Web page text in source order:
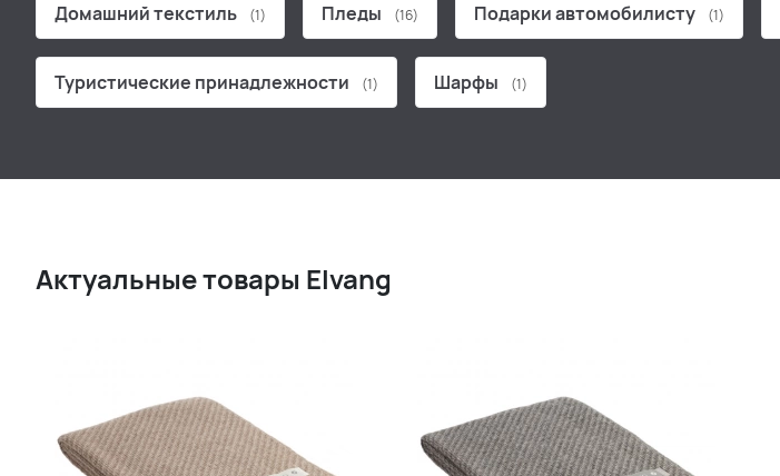
Домашний текстиль (1) Пледы (16) Подарки автомобилисту (1)
Туристические принадлежности (1) Шарфы (1)
Актуальные товары Elvang